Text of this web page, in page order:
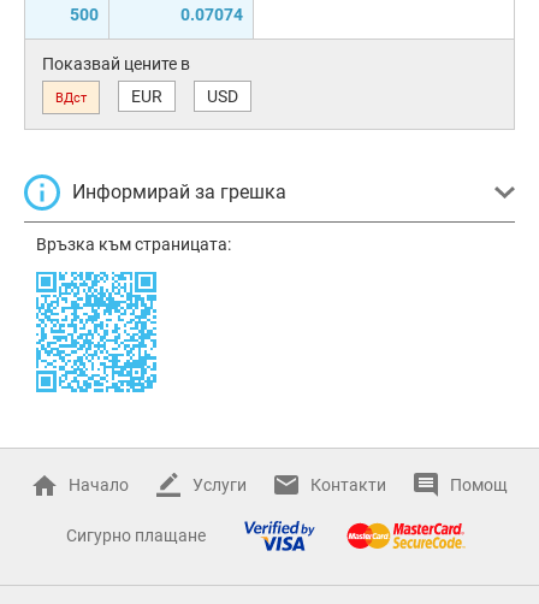
500 0.07074
Показвай цените в
ВДст EUR USD
Информирай за грешка
Връзка към страницата:
Начало Услуги Контакти Помощ
Сигурно плащане